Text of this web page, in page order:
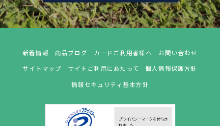
新着情報 商品ブログ カードご利用者様へ
お問い合わせ
サイトマップ
サイトご利用にあたって
個人情報保護方針
情報セキュリティ基本方針
プライバシーマークを付与さ